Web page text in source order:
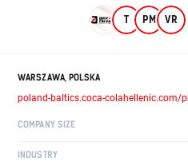
T PM VR
WARSZAWA, POLSKA
poland-baltics.coca-colahellenic.com/pl
COMPANY SIZE
INDUSTRY